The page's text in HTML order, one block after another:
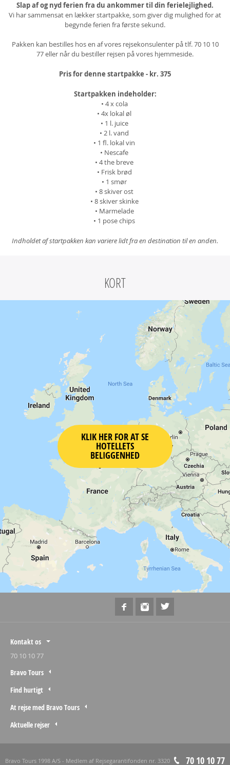
Slap af og nyd ferien fra du ankommer til din ferielejlighed.
Vi har sammensat en lækker startpakke, som giver dig mulighed for at
begynde ferien fra første sekund.
Pakken kan bestilles hos en af vores rejsekonsulenter på tlf. 70 10 10
77 eller når du bestiller rejsen på vores hjemmeside.
Pris for denne startpakke - kr. 375
Startpakken indeholder:
• 4 x cola
• 4x lokal øl
• 1 l. juice
• 2 l. vand
• 1 fl. lokal vin
• Nescafe
• 4 the breve
• Frisk brød
• 1 smør
• 8 skiver ost
• 8 skiver skinke
• Marmelade
• 1 pose chips
Indholdet af startpakken kan variere lidt fra en destination til en anden.
KORT
KLIK HER FOR AT SE
HOTELLETS
BELIGGENHED
Kontakt os
70 10 10 77
Bravo Tours
Find hurtigt
At rejse med Bravo Tours
Aktuelle rejser
Bravo Tours 1998 A/S - Medlem af Rejsegarantifonden nr. 3320 70 10 10 77